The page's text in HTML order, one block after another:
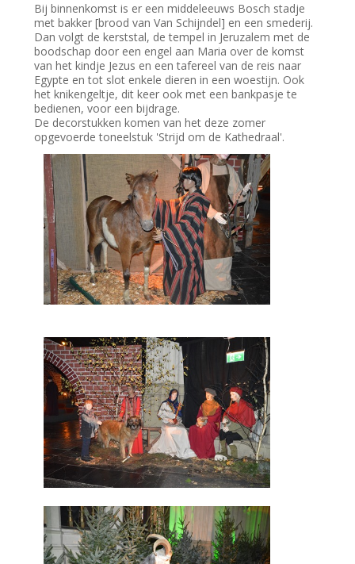
Bij binnenkomst is er een middeleeuws Bosch stadje
met bakker [brood van Van Schijndel] en een smederij.
Dan volgt de kerststal, de tempel in Jeruzalem met de
boodschap door een engel aan Maria over de komst
van het kindje Jezus en een tafereel van de reis naar
Egypte en tot slot enkele dieren in een woestijn. Ook
het knikengeltje, dit keer ook met een bankpasje te
bedienen, voor een bijdrage.
De decorstukken komen van het deze zomer
opgevoerde toneelstuk 'Strijd om de Kathedraal'.